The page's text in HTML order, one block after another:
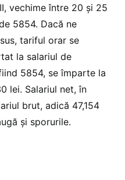
vechime între 20 și 25
5854. Dacă ne
tariful orar se
la salariul de
5854, se împarte la
lei. Salariul net, în
brut, adică 47,154
și sporurile.